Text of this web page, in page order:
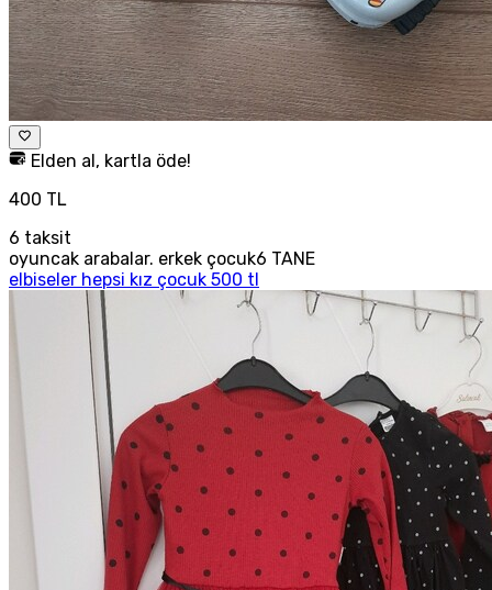
Elden al, kartla öde!
400 TL
6 taksit
oyuncak arabalar. erkek çocuk6 TANE
elbiseler hepsi kız çocuk 500 tl